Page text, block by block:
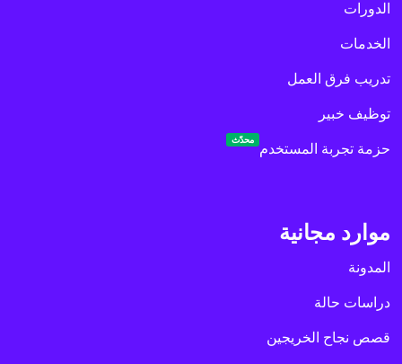
الدورات
الخدمات
تدريب فرق العمل
توظيف خبير
حزمة تجربة المستخدم
محدّث
موارد مجانية
المدونة
دراسات حالة
قصص نجاح الخريجين